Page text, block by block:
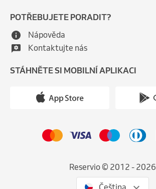
POTŘEBUJETE PORADIT?
Nápověda
Kontaktujte nás
STÁHNĚTE SI MOBILNÍ APLIKACI
Reservio © 2012 - 2026
Čeština